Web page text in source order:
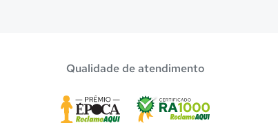
Qualidade de atendimento